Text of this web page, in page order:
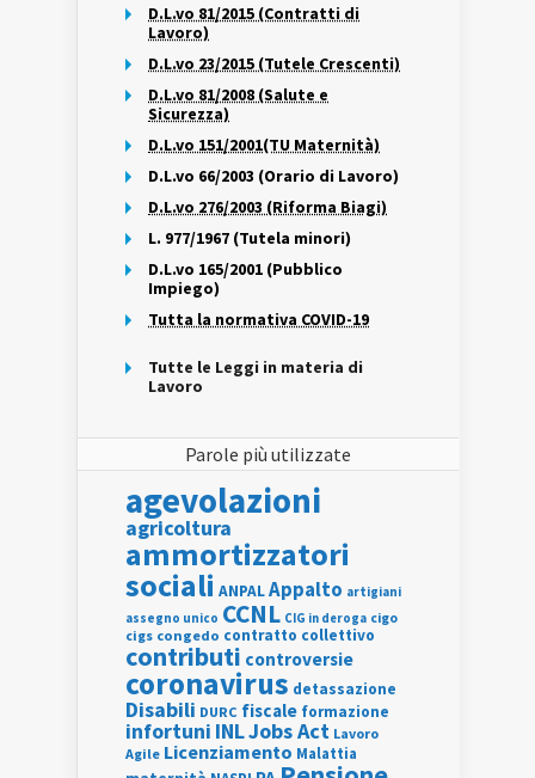
D.L.vo 81/2015 (Contratti di
Lavoro)
D.L.vo 23/2015 (Tutele Crescenti)
D.L.vo 81/2008 (Salute e
Sicurezza)
D.L.vo 151/2001(TU Maternità)
D.L.vo 66/2003 (Orario di Lavoro)
D.L.vo 276/2003 (Riforma Biagi)
L. 977/1967 (Tutela minori)
D.L.vo 165/2001 (Pubblico
Impiego)
Tutta la normativa COVID-19
Tutte le Leggi in materia di
Lavoro
Parole più utilizzate
agevolazioni
agricoltura
ammortizzatori
sociali ANPALAppalto artigiani
assegno unico CCNL CIG in deroga cigo
cigs congedo contratto collettivo
contributi controversie
coronavirus detassazione
Disabili DURC fiscale formazione
infortuni INLJobs Act Lavoro
Agile Licenziamento Malattia